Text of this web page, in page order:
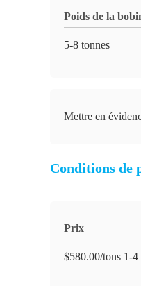
Poids de la
5-8 tonnes
Mettre en
Conditions de
Prix
$580.00/tons 1-4